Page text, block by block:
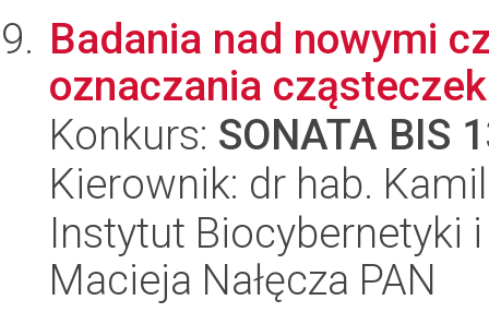
Badania nad nowymi
oznaczania
Konkurs: SONATA BIS
Kierownik: dr hab.
Instytut Biocybernetyki
Macieja Nałęcza PAN